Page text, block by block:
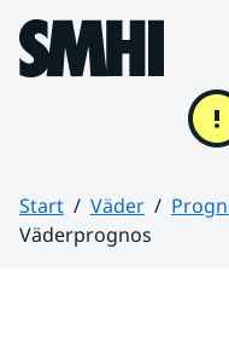
Hoppa till sidans innehåll
Start Väder
Väderprognos